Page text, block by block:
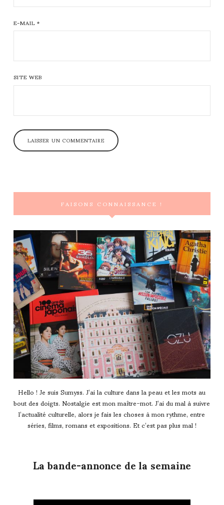
E-MAIL*
SITE WEB
FAISONS CONNAISSANCE !
Hello ! Je suis Sumyss. J’ai la culture dans la peau et les mots au
bout des doigts. Nostalgie est mon maître-mot. J’ai du mal à suivre
l’actualité culturelle, alors je fais les choses à mon rythme, entre
séries, films, romans et expositions. Et c’est pas plus mal !
La bande-annonce dela semaine